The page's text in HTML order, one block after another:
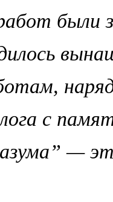
были
с
” —